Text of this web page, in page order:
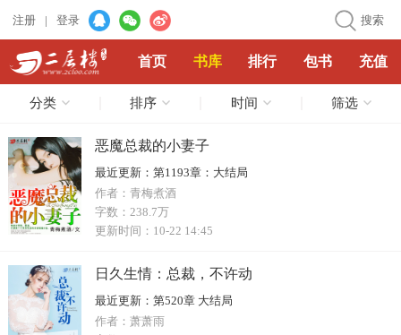
注册 | 登录 搜索
首页 书库 排行 包书 充值
分类 排序 时间 筛选
恶魔总裁的小妻子
最近更新： 第1193章：大结局
作者： 青梅煮酒
字数： 238.7万
更新时间： 10-22 14:45
日久生情：总裁，不许动
最近更新：
第520章 大结局
作者： 萧萧雨